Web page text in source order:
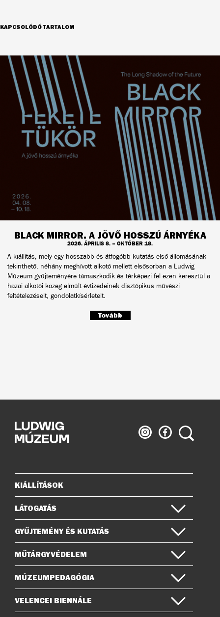
KAPCSOLÓDÓ TARTALOM
BLACK MIRROR. A JÖVŐ HOSSZÚ ÁRNYÉKA
2026. ÁPRILIS 8. – OKTÓBER 18.
A kiállítás, mely egy hosszabb és átfogóbb kutatás első állomásának
tekinthető, néhány meghívott alkotó mellett elsősorban a Ludwig
Múzeum gyűjteményére támaszkodik és térképezi fel ezen keresztül a
hazai alkotói közeg elmúlt évtizedeinek disztópikus művészi
feltételezéseit, gondolatkísérleteit.
Tovább
Ludwig
Múzeum
Ludwig
Múzeum
Keresés
Oldaltérkép
KIÁLLÍTÁSOK
LÁTOGATÁS
GYŰJTEMÉNY ÉS KUTATÁS
MŰTÁRGYVÉDELEM
MÚZEUMPEDAGÓGIA
VELENCEI BIENNÁLE